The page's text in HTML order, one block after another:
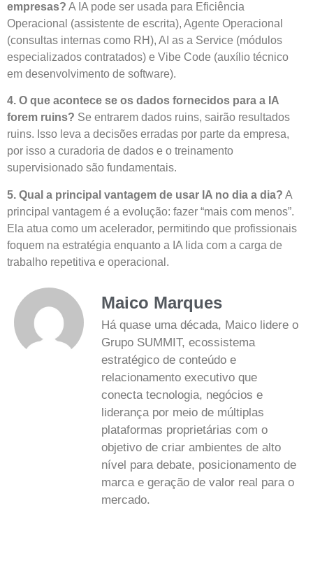
empresas? A IA pode ser usada para Eficiência
Operacional (assistente de escrita), Agente Operacional
(consultas internas como RH), AI as a Service (módulos
especializados contratados) e Vibe Code (auxílio técnico
em desenvolvimento de software).
4. O que acontece se os dados fornecidos para a IA
forem ruins? Se entrarem dados ruins, sairão resultados
ruins. Isso leva a decisões erradas por parte da empresa,
por isso a curadoria de dados e o treinamento
supervisionado são fundamentais.
5. Qual a principal vantagem de usar IA no dia a dia? A
principal vantagem é a evolução: fazer “mais com menos”.
Ela atua como um acelerador, permitindo que profissionais
foquem na estratégia enquanto a IA lida com a carga de
trabalho repetitiva e operacional.
Maico Marques
Há quase uma década, Maico lidere o
Grupo SUMMIT, ecossistema
estratégico de conteúdo e
relacionamento executivo que
conecta tecnologia, negócios e
liderança por meio de múltiplas
plataformas proprietárias com o
objetivo de criar ambientes de alto
nível para debate, posicionamento de
marca e geração de valor real para o
mercado.